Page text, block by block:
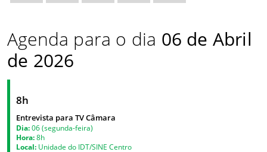
Agenda para o dia 06 de Abril
de 2026
8h
Entrevista para TV Câmara
Dia:06 (segunda-feira)
Hora:8h
Local: Unidade do IDT/SINE Centro